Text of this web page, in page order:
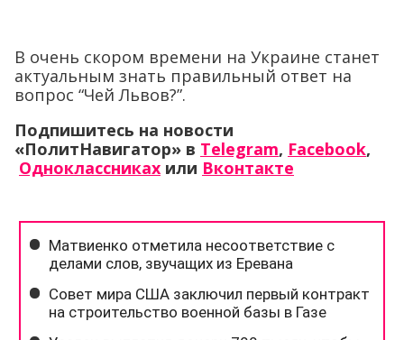
В очень скором времени на Украине станет
актуальным знать правильный ответ на
вопрос “Чей Львов?”.
Подпишитесь на новости
«ПолитНавигатор» в Telegram, Facebook,
Одноклассниках или Вконтакте